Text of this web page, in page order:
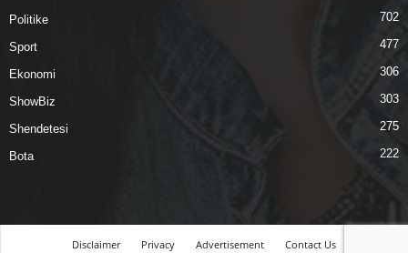
Politike 702
Sport 477
Ekonomi 306
ShowBiz 303
Shendetesi 275
Bota 222
Disclaimer Privacy Advertisement Contact Us